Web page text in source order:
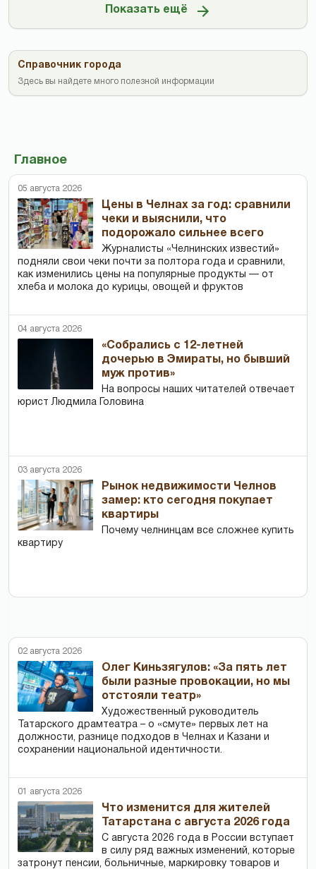
Показать ещё
Справочник города
Здесь вы найдете много полезной информации
Главное
05 августа 2026
Цены в Челнах за год: сравнили
чеки и выяснили, что
подорожало сильнее всего
Журналисты «Челнинских известий»
подняли свои чеки почти за полтора года и сравнили,
как изменились цены на популярные продукты — от
хлеба и молока до курицы, овощей и фруктов
04 августа 2026
«Собрались с 12-летней
дочерью в Эмираты, но бывший
муж против»
На вопросы наших читателей отвечает
юрист Людмила Головина
03 августа 2026
Рынок недвижимости Челнов
замер: кто сегодня покупает
квартиры
Почему челнинцам все сложнее купить
квартиру
02 августа 2026
Олег Киньзягулов: «За пять лет
были разные провокации, но мы
отстояли театр»
Художественный руководитель
Татарского драмтеатра – о «смуте» первых лет на
должности, разнице подходов в Челнах и Казани и
сохранении национальной идентичности.
01 августа 2026
Что изменится для жителей
Татарстана с августа 2026 года
С августа 2026 года в России вступает
в силу ряд важных изменений, которые
затронут пенсии, больничные, маркировку товаров и